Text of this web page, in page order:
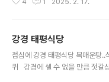
다별도로 편육을 시키지 않을거라
이집 막국수 량이 가장 적은 것 같
좋지 못했다(시각적으로도 별로)
그렇지만 막국수 집은 막국수만
4 1 2025. 2. 17.
강경 태평식당
점심에 강경 태평식당 복매운탕..
퀴 강경에 셀 수 없을 만큼 젓갈